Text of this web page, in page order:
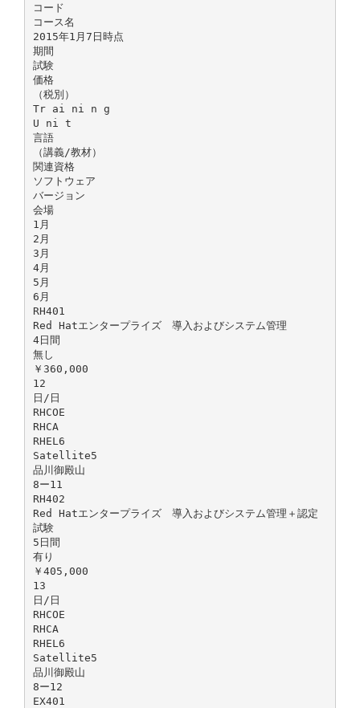
コード
コース名
2015年1月7日時点
期間
試験
価格
（税別）
Tr ai ni n g
U ni t
言語
（講義/教材）
関連資格
ソフトウェア
バージョン
会場
1月
2月
3月
4月
5月
6月
RH401
Red Hatエンタープライズ 導入およびシステム管理
4日間
無し
￥360,000
12
日/日
RHCOE
RHCA
RHEL6
Satellite5
品川御殿山
8ー11
RH402
Red Hatエンタープライズ 導入およびシステム管理＋認定
試験
5日間
有り
￥405,000
13
日/日
RHCOE
RHCA
RHEL6
Satellite5
品川御殿山
8ー12
EX401